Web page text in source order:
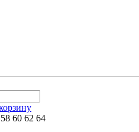
58 60 62 64